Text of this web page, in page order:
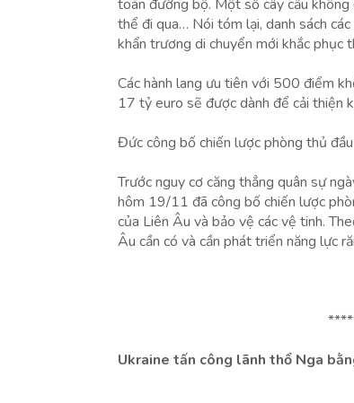
toàn đường bộ. Một số cây cầu
thể đi qua… Nói tóm lại, danh sách
khẩn trương di chuyển mới khắc phục
Các hành lang ưu tiên với 500 điểm
17 tỷ euro sẽ được dành để cải thiện
Đức công bố chiến lược phòng thủ
Trước nguy cơ căng thẳng quân sự
hôm 19/11 đã công bố chiến lược
của Liên Âu và bảo vệ các vệ tinh.
Âu cần có và cần phát triển năng lực
Ukraine tấn công lãnh thổ Nga